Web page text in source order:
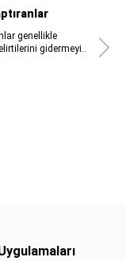
genellikle
gidermeyi..